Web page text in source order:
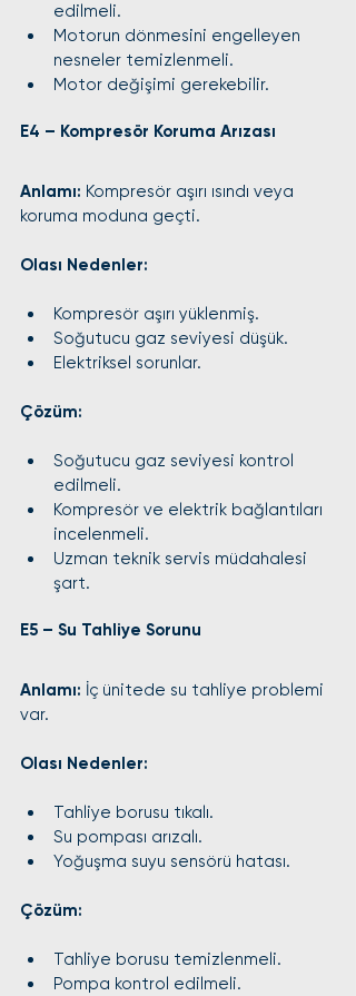
edilmeli.
Motorun dönmesini engelleyen
nesneler temizlenmeli.
Motor değişimi gerekebilir.
E4 – Kompresör Koruma Arızası
Anlamı: Kompresör aşırı ısındı veya
koruma moduna geçti.
Olası Nedenler:
Kompresör aşırı yüklenmiş.
Soğutucu gaz seviyesi düşük.
Elektriksel sorunlar.
Çözüm:
Soğutucu gaz seviyesi kontrol
edilmeli.
Kompresör ve elektrik bağlantıları
incelenmeli.
Uzman teknik servis müdahalesi
şart.
E5 – Su Tahliye Sorunu
Anlamı: İç ünitede su tahliye problemi
var.
Olası Nedenler:
Tahliye borusu tıkalı.
Su pompası arızalı.
Yoğuşma suyu sensörü hatası.
Çözüm:
Tahliye borusu temizlenmeli.
Pompa kontrol edilmeli.